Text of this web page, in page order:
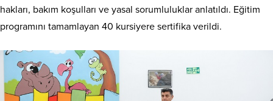
hakları, bakım koşulları ve yasal sorumluluklar anlatıldı. Eğitim
programını tamamlayan 40 kursiyere sertifika verildi.